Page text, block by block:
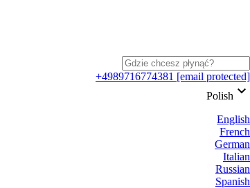
+4989716774381 [email protected]
Polish keyboard_arrow_down
English
French
German
Italian
Russian
Spanish